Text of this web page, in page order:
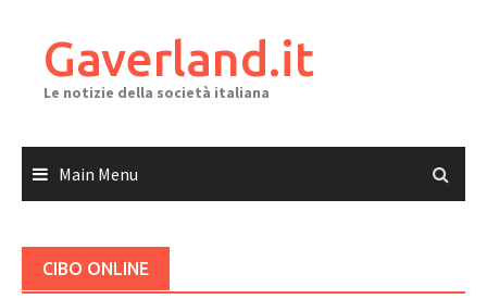
contentGaverland.it
Le notizie della società italiana
Main Menu
CIBO ONLINE